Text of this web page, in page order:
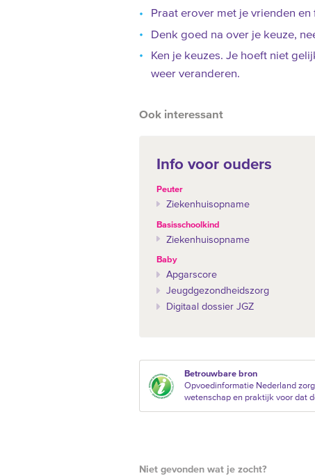
Praat erover met je vrienden en
Denk goed na over je keuze,
Ken je keuzes. Je hoeft niet
weer veranderen.
Ook interessant
Info voor ouders
Peuter
Ziekenhuisopname
Basisschoolkind
Ziekenhuisopname
Baby
Apgarscore
Jeugdgezondheidszorg
Digitaal dossier JGZ
Betrouwbare bron
Opvoedinformatie Nederland
wetenschap en praktijk voor dat
Niet gevonden wat je zocht?